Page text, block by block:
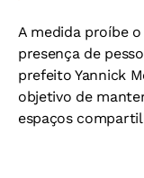
A medida proíbe
presença de
prefeito Yannick
objetivo de
espaços